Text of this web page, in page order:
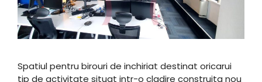
Spatiul pentru birouri de inchiriat destinat oricarui
tip de activitate situat intr-o cladire construita nou